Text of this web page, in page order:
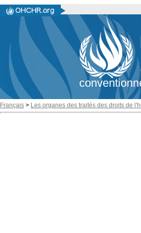
Français > Les organes des traités des droits de